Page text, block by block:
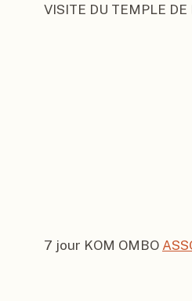
VISITE DU TEMPLE
7 jour KOM OMBO